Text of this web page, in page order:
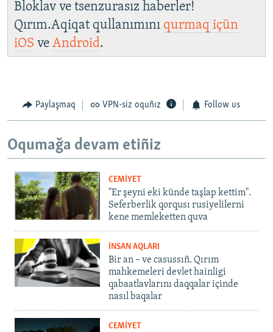
Bloklav ve tsenzurasız haberler!
Qırım.Aqiqat qullanımını qurmaq içün
iOS ve Android.
Paylaşmaq VPN-siz oquñız Follow us
Oqumağa devam etiñiz
CEMİYET
"Er şeyni eki künde taşlap kettim".
Seferberlik qorqusı rusiyelilerni
kene memleketten quva
İNSAN AQLARI
Bir an – ve casussıñ. Qırım
mahkemeleri devlet hainligi
qabaatlavlarını daqqalar içinde
nasıl baqalar
CEMİYET